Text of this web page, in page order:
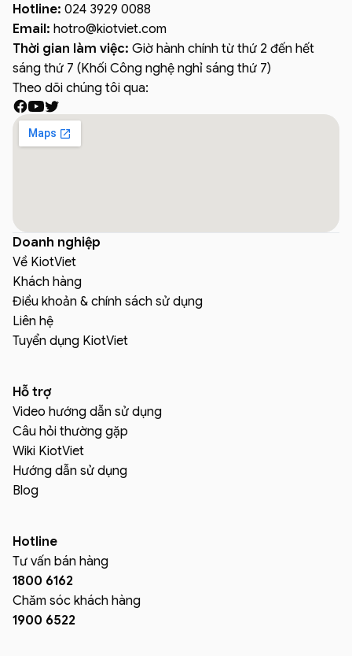
Hotline: 024 3929 0088
Email: hotro@kiotviet.com
Thời gian làm việc: Giờ hành chính từ thứ 2 đến hết
sáng thứ 7 (Khối Công nghệ nghỉ sáng thứ 7)
Theo dõi chúng tôi qua:
Doanh nghiệp
Về KiotViet
Khách hàng
Điều khoản & chính sách sử dụng
Liên hệ
Tuyển dụng KiotViet
Hỗ trợ
Video hướng dẫn sử dụng
Câu hỏi thường gặp
Wiki KiotViet
Hướng dẫn sử dụng
Blog
Hotline
Tư vấn bán hàng
1800 6162
Chăm sóc khách hàng
1900 6522